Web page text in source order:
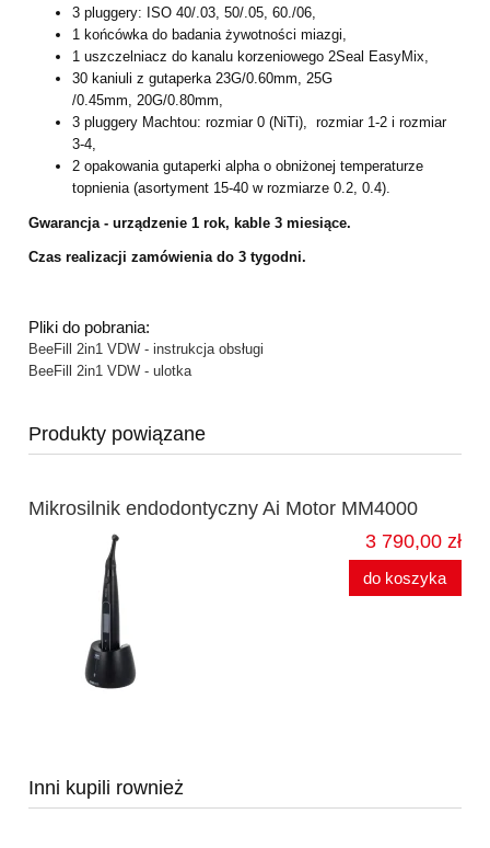
3 pluggery: ISO 40/.03, 50/.05, 60./06,
1 końcówka do badania żywotności miazgi,
1 uszczelniacz do kanalu korzeniowego 2Seal EasyMix,
30 kaniuli z gutaperka 23G/0.60mm, 25G
/0.45mm, 20G/0.80mm,
3 pluggery Machtou: rozmiar 0 (NiTi), rozmiar 1-2 i rozmiar
3-4,
2 opakowania gutaperki alpha o obniżonej temperaturze
topnienia (asortyment 15-40 w rozmiarze 0.2, 0.4).
Gwarancja - urządzenie 1 rok, kable 3 miesiące.
Czas realizacji zamówienia do 3 tygodni.
Pliki do pobrania:
BeeFill 2in1 VDW - instrukcja obsługi
BeeFill 2in1 VDW - ulotka
Produkty powiązane
Mikrosilnik endodontyczny Ai Motor MM4000
3 790,00 zł
do koszyka
Inni kupili rownież